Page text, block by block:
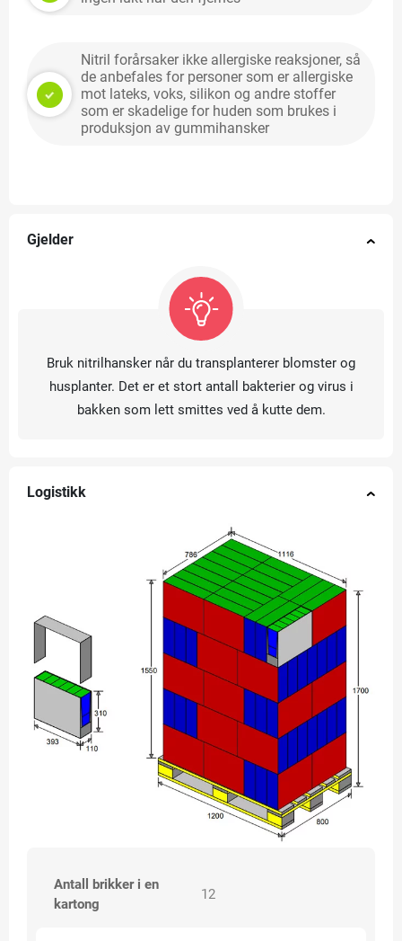
Nitril forårsaker ikke allergiske reaksjoner, så
de anbefales for personer som er allergiske
mot lateks, voks, silikon og andre stoffer
som er skadelige for huden som brukes i
produksjon av gummihansker
Gjelder
Bruk nitrilhansker når du transplanterer blomster og
husplanter. Det er et stort antall bakterier og virus i
bakken som lett smittes ved å kutte dem.
Logistikk
Antall brikker i en
kartong
12